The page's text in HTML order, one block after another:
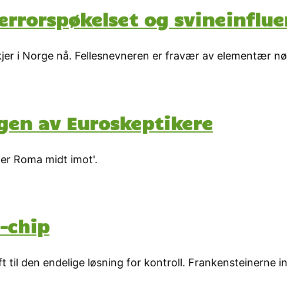
og
i Norge nå. Fellesnevneren er fravær av elementær
av Euroskeptikere
Roma midt imot'.
chip
til den endelige løsning for kontroll. Frankensteinerne